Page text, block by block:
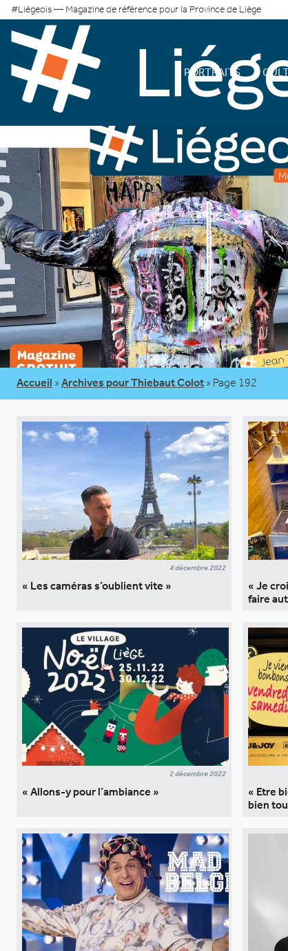
#Liégeois — Magazine de référence pour la Province de Liège
PORTRAITS
Accueil » Archives pour Thiebaut Colot » Page 192
4 décembre 2022
« Les caméras s’oublient vite »
« Je
faire
2 décembre 2022
« Allons-y pour l’ambiance »
« Etre
bien